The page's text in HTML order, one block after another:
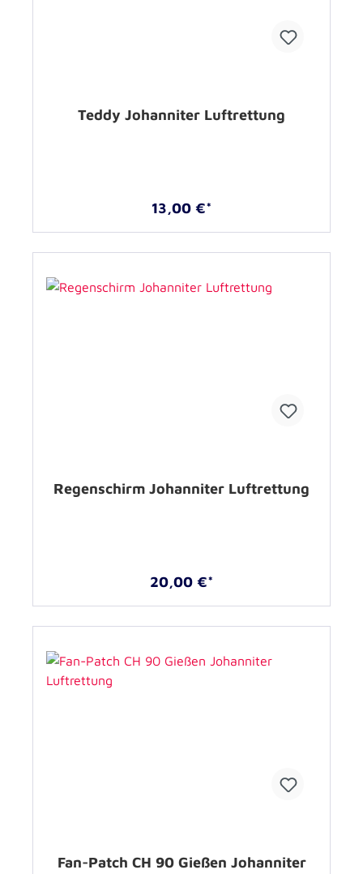
Teddy Johanniter Luftrettung
13,00 €*
Regenschirm Johanniter Luftrettung
20,00 €*
Fan-Patch CH 90 Gießen Johanniter